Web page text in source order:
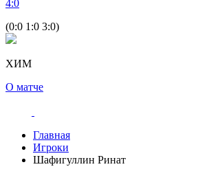
4:0
(0:0 1:0 3:0)
ХИМ
О матче
Главная
Игроки
Шафигуллин Ринат